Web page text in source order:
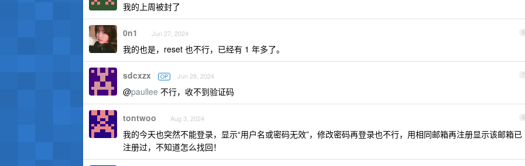
我的上周被封了
6
0n1 Jun 27, 2024
我的也是，reset 也不行，已经有 1 年多了。
7
sdcxzx OP Jun 28, 2024
@paullee 不行，收不到验证码
8
tontwoo Aug 3, 2024
我的今天也突然不能登录，显示“用户名或密码无效”，修改密码再登录也不行，用相同邮箱再注册显示该邮箱已
注册过，不知道怎么找回！